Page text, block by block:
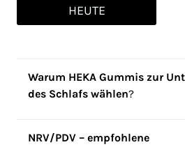
HEUTE
Warum HEKA Gummis zur
des Schlafs wählen?
NRV/PDV – empfohlene